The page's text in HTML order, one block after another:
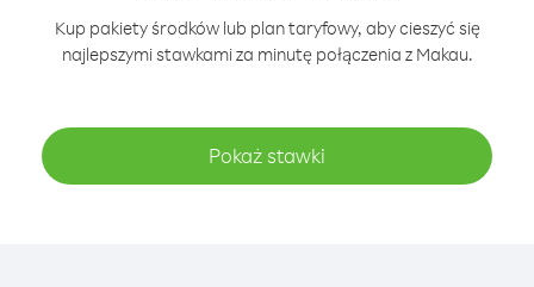
Kup pakiety środków lub plan taryfowy, aby cieszyć się
najlepszymi stawkami za minutę połączenia z Makau.
Pokaż stawki